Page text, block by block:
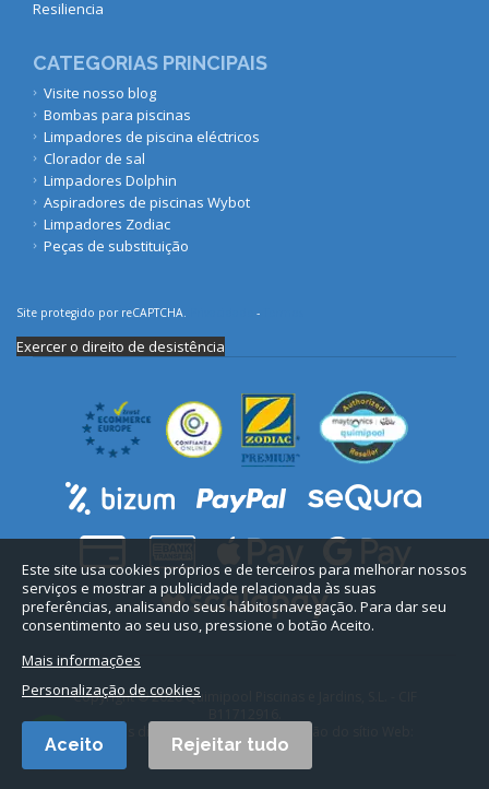
Resiliencia
CATEGORIAS PRINCIPAIS
Visite nosso blog
Bombas para piscinas
Limpadores de piscina eléctricos
Clorador de sal
Limpadores Dolphin
Aspiradores de piscinas Wybot
Limpadores Zodiac
Peças de substituição
Este site usa cookies próprios e de terceiros para melhorar nossos
serviços e mostrar a publicidade relacionada às suas
preferências, analisando seus hábitosnavegação. Para dar seu
consentimento ao seu uso, pressione o botão Aceito.
Mais informações
Personalização de cookies
Rejeitar tudo
Aceito
Site protegido por reCAPTCHA. -
Exercer o direito de desistência
Copyright © 2026 Quimipool Piscinas e Jardins, S.L. - CIF